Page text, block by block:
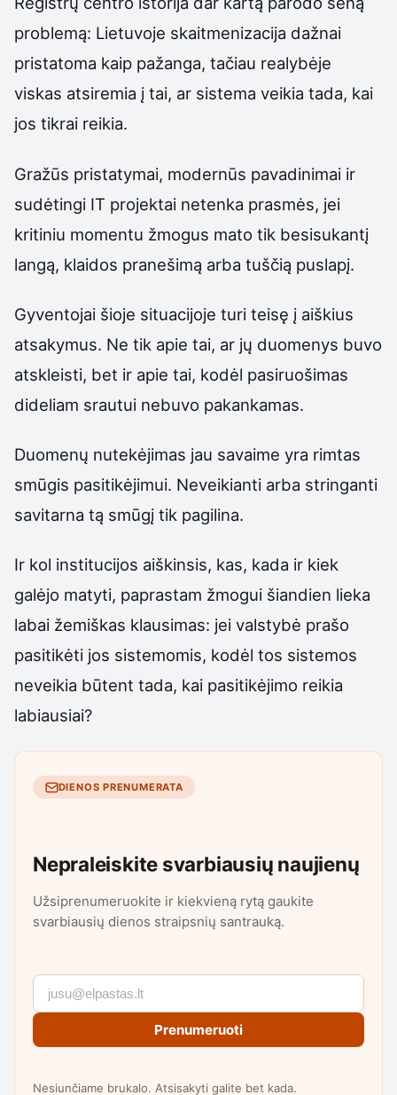
problemą: Lietuvoje skaitmenizacija dažnai
pristatoma kaip pažanga, tačiau realybėje
viskas atsiremia į tai, ar sistema veikia tada, kai
jos tikrai reikia.
Gražūs pristatymai, modernūs pavadinimai ir
sudėtingi IT projektai netenka prasmės, jei
kritiniu momentu žmogus mato tik besisukantį
langą, klaidos pranešimą arba tuščią puslapį.
Gyventojai šioje situacijoje turi teisę į aiškius
atsakymus. Ne tik apie tai, ar jų duomenys buvo
atskleisti, bet ir apie tai, kodėl pasiruošimas
dideliam srautui nebuvo pakankamas.
Duomenų nutekėjimas jau savaime yra rimtas
smūgis pasitikėjimui. Neveikianti arba stringanti
savitarna tą smūgį tik pagilina.
Ir kol institucijos aiškinsis, kas, kada ir kiek
galėjo matyti, paprastam žmogui šiandien lieka
labai žemiškas klausimas: jei valstybė prašo
pasitikėti jos sistemomis, kodėl tos sistemos
neveikia būtent tada, kai pasitikėjimo reikia
labiausiai?
DIENOS PRENUMERATA
Nepraleiskite svarbiausių naujienų
Užsiprenumeruokite ir kiekvieną rytą gaukite
svarbiausių dienos straipsnių santrauką.
Prenumeruoti
Nesiunčiame brukalo. Atsisakyti galite bet kada.